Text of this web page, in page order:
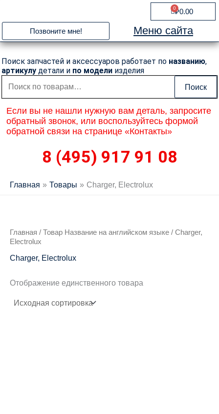
содержимому
₽0.00
0
Cart
Позвоните мне! Меню сайта
Поиск запчастей и аксессуаров работает по названию,
артикулу детали и по модели изделия
Искать:
Поиск
Если вы не нашли нужную вам деталь, запросите
обратный звонок, или воспользуйтесь формой
обратной связи на странице «Контакты»
8 (495) 917 91 08
Главная Товары Charger, Electrolux
Главная / Товар Название на английском языке / Charger,
Electrolux
Charger, Electrolux
Отображение единственного товара